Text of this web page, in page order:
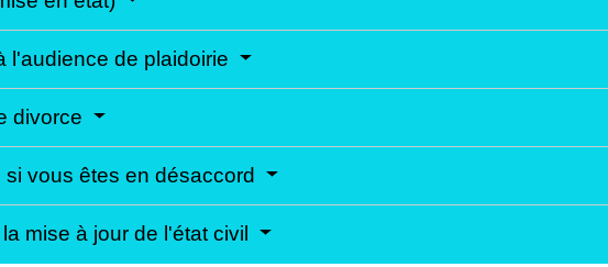
l'audience de plaidoirie
divorce
vous êtes en désaccord
mise à jour de l'état civil